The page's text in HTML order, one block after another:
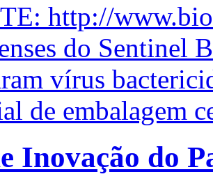
http://
do Sentinel
vírus
de embalagem
Inovação do